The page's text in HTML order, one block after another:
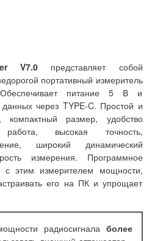
V7.0представляет собой
портативный измеритель
Обеспечивает питание 5 В и
данных через TYPE-C. Простой и
компактный размер, удобство
работа, высокая точность,
широкий динамический
измерения. Программное
с этим измерителем мощности,
его на ПК и упрощает
радиосигнала более